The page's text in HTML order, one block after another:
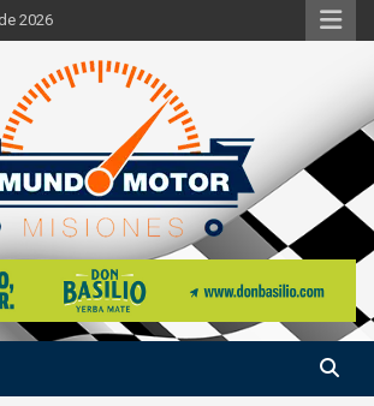
2026
Misiones
ahí estaremos